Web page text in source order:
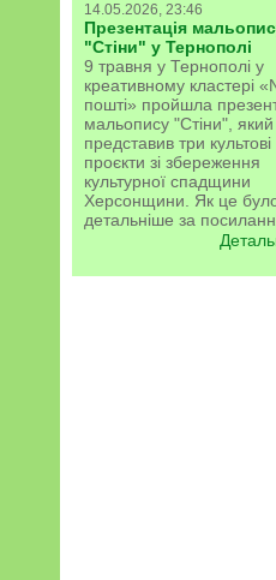
14.05.2026, 23:46
Презентація
"Стіни" у Тернополі
9 травня у Тернополі у
креативному кластері
пошті» пройшла
мальопису "Стіни", який
представив три культові
проєкти зі збереження
культурної спадщини
Херсонщини. Як це
детальніше за